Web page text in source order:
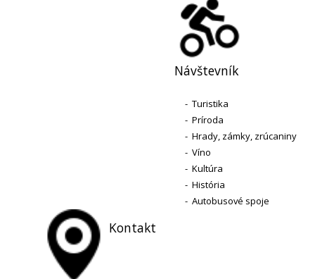
Návštevník
-Turistika
-Príroda
-Hrady, zámky, zrúcaniny
-Víno
-Kultúra
-História
-Autobusové spoje
Kontakt